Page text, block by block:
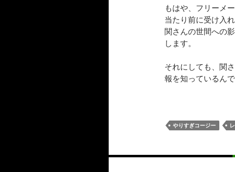
もはや、フリーメ
当たり前に受け入
関さんの世間への
します。
それにしても、関
報を知っているん
やりすぎコージー